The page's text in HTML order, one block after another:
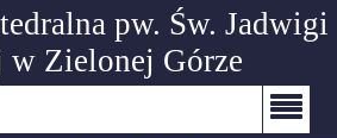
pw. Św. Jadwigi
w Zielonej Górze